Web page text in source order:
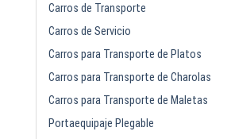
Carros de Transporte
Carros de Servicio
Carros para Transporte de Platos
Carros para Transporte de Charolas
Carros para Transporte de Maletas
Portaequipaje Plegable
30LTS
SKU: SWRNDWH18
Contenedor Redondo de